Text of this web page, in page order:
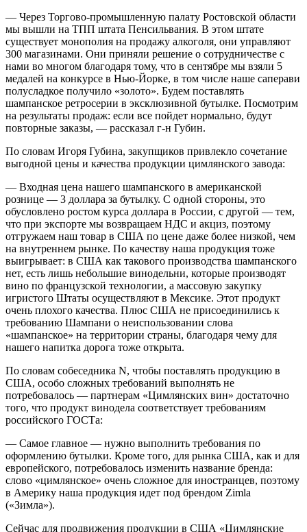
— Через Торгово-промышленную палату Ростовской области
мы вышли на ТПП штата Пенсильвания. В этом штате
существует монополия на продажу алкоголя, они управляют
300 магазинами. Они приняли решение о сотрудничестве с
нами во многом благодаря тому, что в сентябре мы взяли 5
медалей на конкурсе в Нью-Йорке, в том числе наше саперави
полусладкое получило «золото». Будем поставлять
шампанское ретросерии в эксклюзивной бутылке. Посмотрим
на результаты продаж: если все пойдет нормально, будут
повторные заказы, — рассказал г-н Губин.
По словам Игоря Губина, закупщиков привлекло сочетание
выгодной цены и качества продукции цимлянского завода:
— Входная цена нашего шампанского в американской
рознице — 3 доллара за бутылку. С одной стороны, это
обусловлено ростом курса доллара в России, с другой — тем,
что при экспорте мы возвращаем НДС и акциз, поэтому
отгружаем наш товар в США по цене даже более низкой, чем
на внутреннем рынке. По качеству наша продукция тоже
выигрывает: в США как такового производства шампанского
нет, есть лишь небольшие винодельни, которые производят
вино по французской технологии, а массовую закупку
игристого Штаты осуществляют в Мексике. Этот продукт
очень плохого качества. Плюс США не присоединились к
требованию Шампани о неиспользовании слова
«шампанское» на территории страны, благодаря чему для
нашего напитка дорога тоже открыта.
По словам собеседника N, чтобы поставлять продукцию в
США, особо сложных требований выполнять не
потребовалось — партнерам «Цимлянских вин» достаточно
того, что продукт винодела соответствует требованиям
российского ГОСТа:
— Самое главное — нужно выполнить требования по
оформлению бутылки. Кроме того, для рынка США, как и для
европейского, потребовалось изменить название бренда:
слово «цимлянское» очень сложное для иностранцев, поэтому
в Америку наша продукция идет под брендом Zimla
(«Зимла»).
Сейчас для продвижения продукции в США «Цимлянские